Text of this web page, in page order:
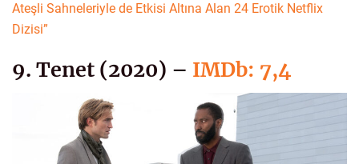
Ateşli Sahneleriyle de Etkisi Altına Alan 24 Erotik Netflix
Dizisi”
9. Tenet (2020) – IMDb: 7,4